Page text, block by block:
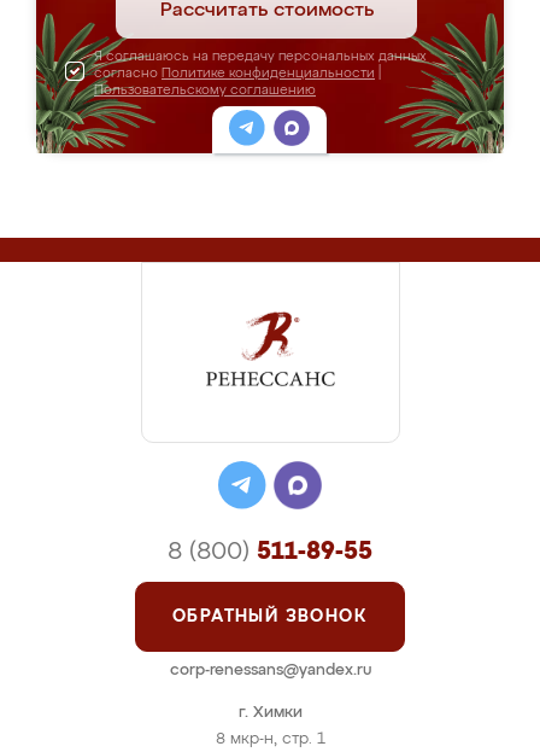
Рассчитать стоимость
Я соглашаюсь на передачу персональных данных
согласно Политике конфиденциальности
Пользовательскому соглашению
г. Химки
8 мкр-н, стр. 1
8 (800) 511-89-55
ОБРАТНЫЙ ЗВОНОК
corp-renessans@yandex.ru